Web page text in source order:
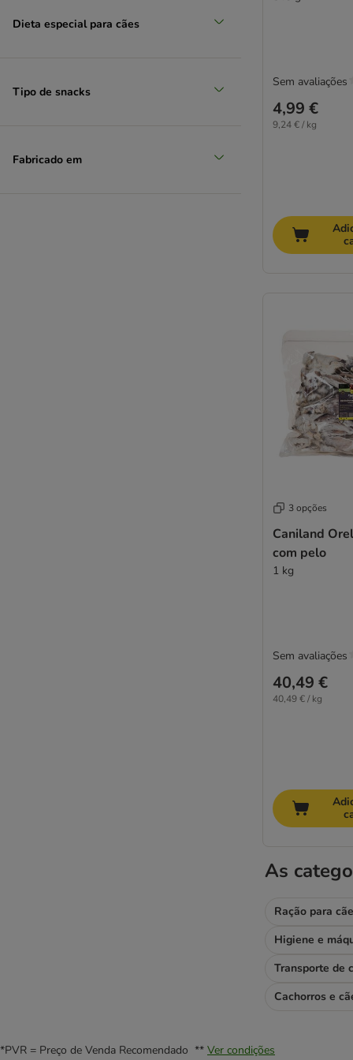
STRAYZ
Tubidog
Yarrah Bio
Dieta especial para cães
Tipo de snacks
Fabricado em
4,99 €
9,24 € / kg
Sem avaliações
3 opções
Caniland
com pelo
1 kg
40,49 €
40,49 € / kg
Sem avaliações
As
Ração para
Transporte de
Cachorros e
*PVR = Preço de Venda Recomendado ** Ver condições